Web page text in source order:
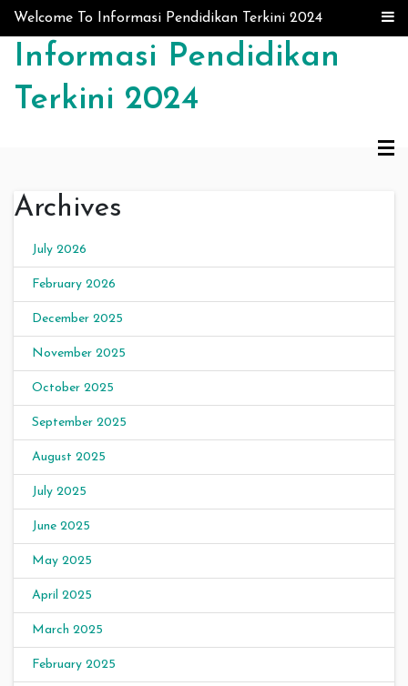
Skip to content
Welcome To Informasi Pendidikan Terkini 2024
Informasi Pendidikan
Terkini 2024
Archives
July 2026
February 2026
December 2025
November 2025
October 2025
September 2025
August 2025
July 2025
June 2025
May 2025
April 2025
March 2025
February 2025